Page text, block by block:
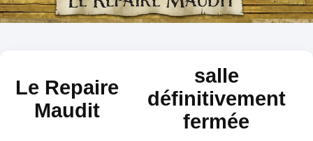
Le Repaire
Maudit
salle
définitivement
fermée